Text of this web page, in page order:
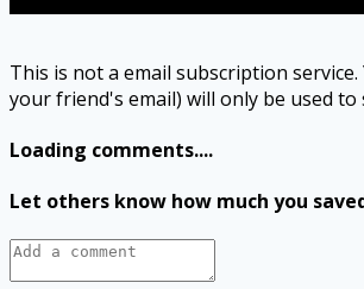
This is not a email subscription
your friend's email) will only be used to
Loading comments....
Let others know how much you